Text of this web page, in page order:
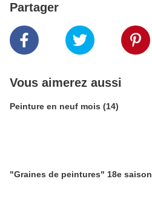
Partager
Vous aimerez aussi
Peinture en neuf mois (14)
"Graines de peintures" 18e saison